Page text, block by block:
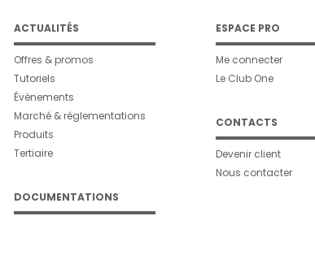
ACTUALITÉS
Offres & promos
Tutoriels
Évènements
Marché & réglementations
Produits
Tertiaire
DOCUMENTATIONS
ESPACE PRO
Me connecter
Le Club One
CONTACTS
Devenir client
Nous contacter